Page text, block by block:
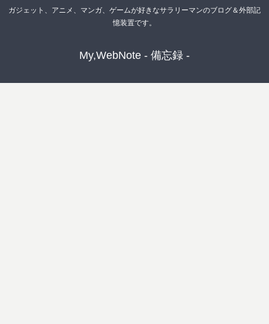
ガジェット、アニメ、マンガ、ゲームが好きなサラリーマンのブログ＆外部記
憶装置です。
My,WebNote - 備忘録 -